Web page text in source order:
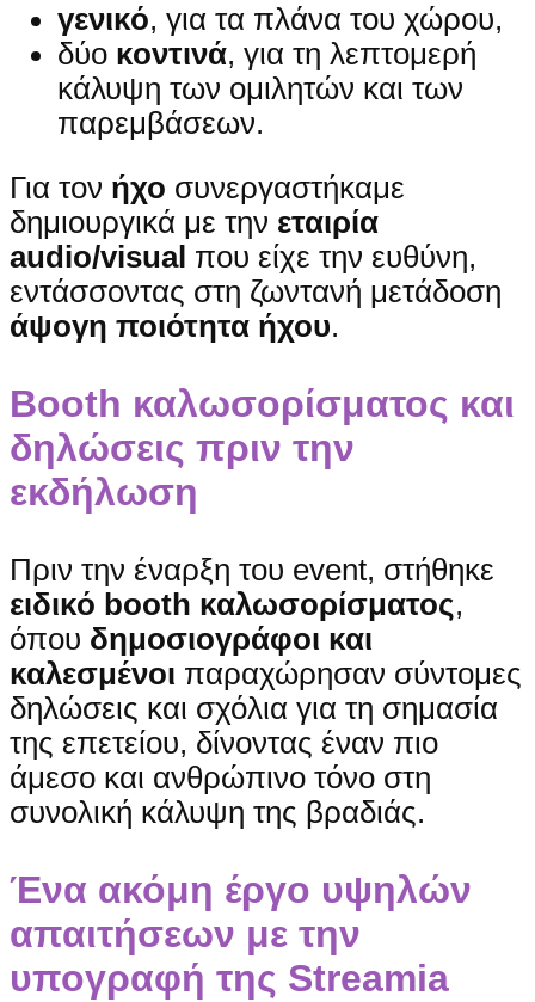
γενικό, για τα πλάνα του χώρου,
δύο κοντινά, για τη λεπτομερή
κάλυψη των ομιλητών και των
παρεμβάσεων.
Για τον ήχο συνεργαστήκαμε
δημιουργικά με την εταιρία
audio/visual που είχε την ευθύνη,
εντάσσοντας στη ζωντανή μετάδοση
άψογη ποιότητα ήχου.
Booth καλωσορίσματος και
δηλώσεις πριν την
εκδήλωση
Πριν την έναρξη του event, στήθηκε
ειδικό booth καλωσορίσματος,
όπου δημοσιογράφοι και
καλεσμένοι παραχώρησαν σύντομες
δηλώσεις και σχόλια για τη σημασία
της επετείου, δίνοντας έναν πιο
άμεσο και ανθρώπινο τόνο στη
συνολική κάλυψη της βραδιάς.
Ένα ακόμη έργο υψηλών
απαιτήσεων με την
υπογραφή της Streamia